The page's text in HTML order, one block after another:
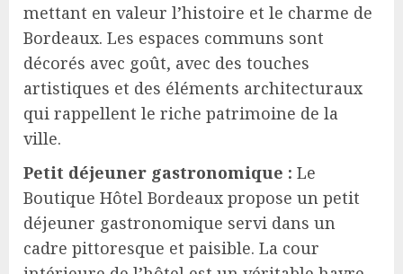
mettant en valeur l’histoire et le charme de
Bordeaux. Les espaces communs sont
décorés avec goût, avec des touches
artistiques et des éléments architecturaux
qui rappellent le riche patrimoine de la
ville.
Petit déjeuner gastronomique : Le
Boutique Hôtel Bordeaux propose un petit
déjeuner gastronomique servi dans un
cadre pittoresque et paisible. La cour